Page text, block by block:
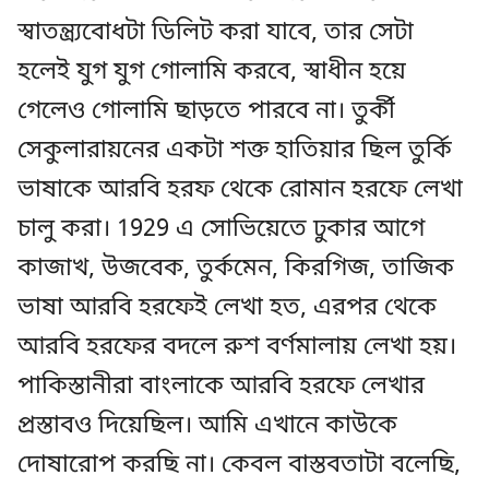
স্বাতন্ত্র্যবোধটা ডিলিট করা যাবে, তার সেটা
হলেই যুগ যুগ গোলামি করবে, স্বাধীন হয়ে
গেলেও গোলামি ছাড়তে পারবে না। তুর্কী
সেকুলারায়নের একটা শক্ত হাতিয়ার ছিল তুর্কি
ভাষাকে আরবি হরফ থেকে রোমান হরফে লেখা
চালু করা। 1929 এ সোভিয়েতে ঢুকার আগে
কাজাখ, উজবেক, তুর্কমেন, কিরগিজ, তাজিক
ভাষা আরবি হরফেই লেখা হত, এরপর থেকে
আরবি হরফের বদলে রুশ বর্ণমালায় লেখা হয়।
পাকিস্তানীরা বাংলাকে আরবি হরফে লেখার
প্রস্তাবও দিয়েছিল। আমি এখানে কাউকে
দোষারোপ করছি না। কেবল বাস্তবতাটা বলেছি,